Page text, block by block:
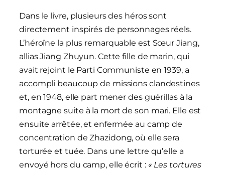
Dans le livre, plusieurs des héros sont
directement inspirés de personnages réels.
L’héroïne la plus remarquable est Sœur Jiang,
allias Jiang Zhuyun. Cette fille de marin, qui
avait rejoint le Parti Communiste en 1939, a
accompli beaucoup de missions clandestines
et, en 1948, elle part mener des guérillas à la
montagne suite à la mort de son mari. Elle est
ensuite arrêtée, et enfermée au camp de
concentration deZhazidong, où elle sera
torturée et tuée. Dans une lettre qu’elle a
envoyé hors du camp, elle écrit : « Les tortures